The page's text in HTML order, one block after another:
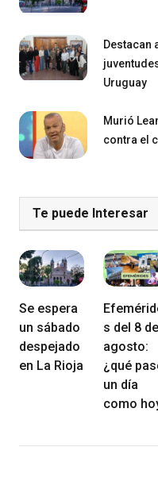
Destacan
Uruguay
Murió
contra el
Te puede Interesar
Se espera
un sábado
despejado
en La Rioja
s del 8 de
agosto:
¿qué
un día
como